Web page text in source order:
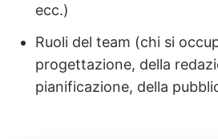
ecc.)
Ruoli del team (chi si
progettazione, della
pianificazione, della